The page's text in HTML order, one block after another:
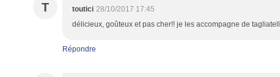
T toutici 28/10/2017 17:45
délicieux, goûteux et pas cher!! je les accompagne de
Répondre